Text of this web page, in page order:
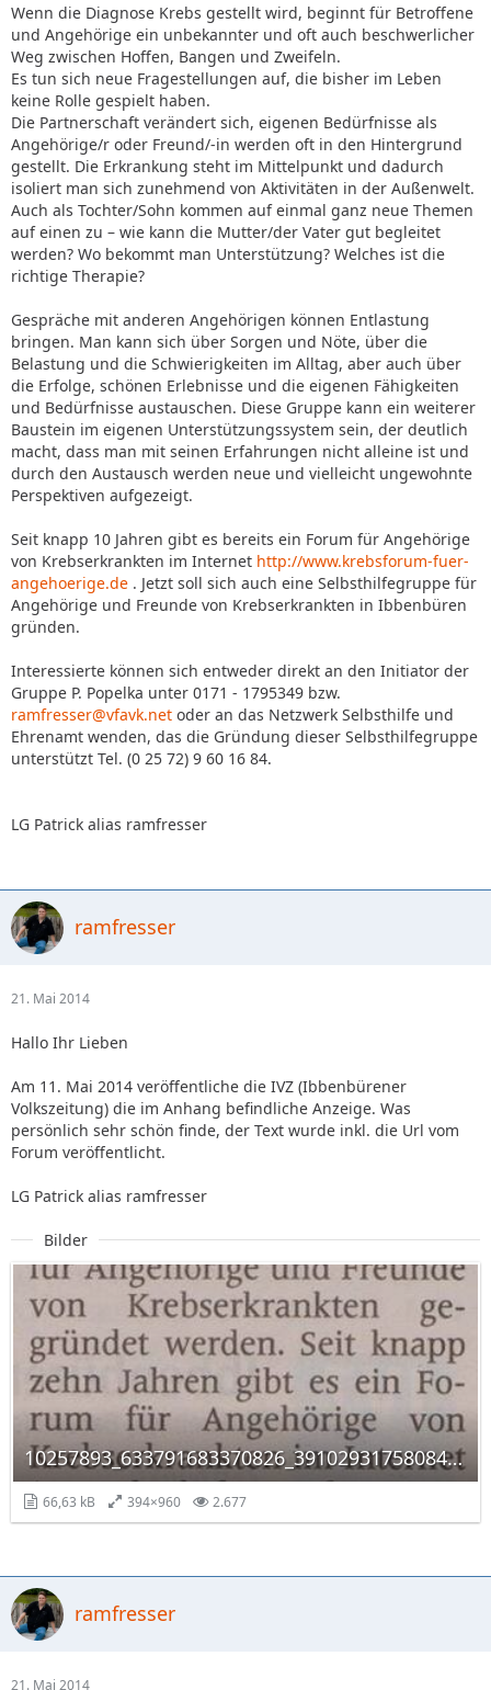
Wenn die Diagnose Krebs gestellt wird, beginnt für Betroffene
und Angehörige ein unbekannter und oft auch beschwerlicher
Weg zwischen Hoffen, Bangen und Zweifeln.
Es tun sich neue Fragestellungen auf, die bisher im Leben
keine Rolle gespielt haben.
Die Partnerschaft verändert sich, eigenen Bedürfnisse als
Angehörige/r oder Freund/-in werden oft in den Hintergrund
gestellt. Die Erkrankung steht im Mittelpunkt und dadurch
isoliert man sich zunehmend von Aktivitäten in der Außenwelt.
Auch als Tochter/Sohn kommen auf einmal ganz neue Themen
auf einen zu – wie kann die Mutter/der Vater gut begleitet
werden? Wo bekommt man Unterstützung? Welches ist die
richtige Therapie?
Gespräche mit anderen Angehörigen können Entlastung
bringen. Man kann sich über Sorgen und Nöte, über die
Belastung und die Schwierigkeiten im Alltag, aber auch über
die Erfolge, schönen Erlebnisse und die eigenen Fähigkeiten
und Bedürfnisse austauschen. Diese Gruppe kann ein weiterer
Baustein im eigenen Unterstützungssystem sein, der deutlich
macht, dass man mit seinen Erfahrungen nicht alleine ist und
durch den Austausch werden neue und vielleicht ungewohnte
Perspektiven aufgezeigt.
Seit knapp 10 Jahren gibt es bereits ein Forum für Angehörige
von Krebserkrankten im Internet http://www.krebsforum-fuer-
angehoerige.de . Jetzt soll sich auch eine Selbsthilfegruppe für
Angehörige und Freunde von Krebserkrankten in Ibbenbüren
gründen.
Interessierte können sich entweder direkt an den Initiator der
Gruppe P. Popelka unter 0171 - 1795349 bzw.
ramfresser@vfavk.net oder an das Netzwerk Selbsthilfe und
Ehrenamt wenden, das die Gründung dieser Selbsthilfegruppe
unterstützt Tel. (0 25 72) 9 60 16 84.
LG Patrick alias ramfresser
ramfresser
21. Mai 2014
Hallo Ihr Lieben
Am 11. Mai 2014 veröffentliche die IVZ (Ibbenbürener
Volkszeitung) die im Anhang befindliche Anzeige. Was
persönlich sehr schön finde, der Text wurde inkl. die Url vom
Forum veröffentlicht.
LG Patrick alias ramfresser
Bilder
10257893_633791683370826_3910293175808437119_n.jpg
66,63 kB 394×960 2.677
ramfresser
21. Mai 2014